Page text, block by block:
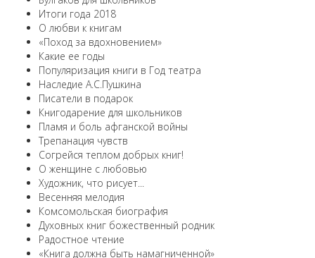
Итоги года 2018
О любви к книгам
«Поход за вдохновением»
Какие ее годы
Популяризация книги в Год театра
Наследие А.С.Пушкина
Писатели в подарок
Книгодарение для школьников
Пламя и боль афганской войны
Трепанация чувств
Согрейся теплом добрых книг!
О женщине с любовью
Художник, что рисует...
Весенняя мелодия
Комсомольская биография
Духовных книг божественный родник
Радостное чтение
«Книга должна быть намагниченной»